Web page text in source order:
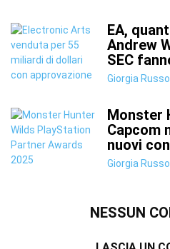
EA,
Andrew
SEC
Giorgia Russo
Monster
Capcom
nuovi
Giorgia Russo
NESSUN